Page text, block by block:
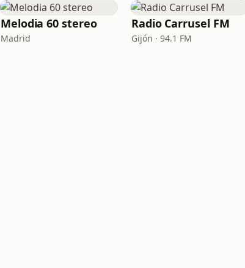
Melodia 60 stereo
Madrid
Radio Carrusel FM
Gijón · 94.1 FM